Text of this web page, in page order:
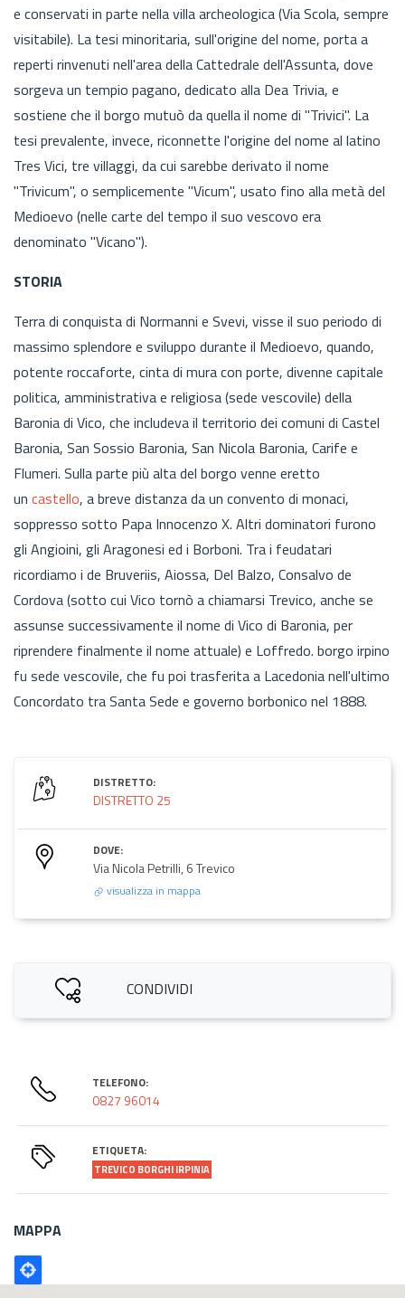
e conservati in parte nella villa archeologica (Via Scola, sempre
visitabile). La tesi minoritaria, sull'origine del nome, porta a
reperti rinvenuti nell'area della Cattedrale dell'Assunta, dove
sorgeva un tempio pagano, dedicato alla Dea Trivia, e
sostiene che il borgo mutuò da quella il nome di "Trivici". La
tesi prevalente, invece, riconnette l'origine del nome al latino
Tres Vici, tre villaggi, da cui sarebbe derivato il nome
"Trivicum", o semplicemente "Vicum", usato fino alla metà del
Medioevo (nelle carte del tempo il suo vescovo era
denominato "Vicano").
STORIA
Terra di conquista di Normanni e Svevi, visse il suo periodo di
massimo splendore e sviluppo durante il Medioevo, quando,
potente roccaforte, cinta di mura con porte, divenne capitale
politica, amministrativa e religiosa (sede vescovile) della
Baronia di Vico, che includeva il territorio dei comuni di Castel
Baronia, San Sossio Baronia, San Nicola Baronia, Carife e
Flumeri. Sulla parte più alta del borgo venne eretto
un castello, a breve distanza da un convento di monaci,
soppresso sotto Papa Innocenzo X. Altri dominatori furono
gli Angioini, gli Aragonesi ed i Borboni. Tra i feudatari
ricordiamo i de Bruveriis, Aiossa, Del Balzo, Consalvo de
Cordova (sotto cui Vico tornò a chiamarsi Trevico, anche se
assunse successivamente il nome di Vico di Baronia, per
riprendere finalmente il nome attuale) e Loffredo. borgo irpino
fu sede vescovile, che fu poi trasferita a Lacedonia nell'ultimo
Concordato tra Santa Sede e governo borbonico nel 1888.
DISTRETTO:
DISTRETTO 25
DOVE:
Via Nicola Petrilli, 6 Trevico
visualizza in mappa
CONDIVIDI
TELEFONO:
0827 96014
ETIQUETA:
TREVICO BORGHI IRPINIA
MAPPA
Poligono
GEO